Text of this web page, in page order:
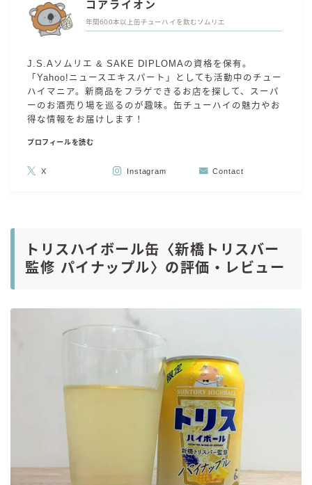
コアライオン
年間600本以上缶チューハイを飲むソムリエ
J.S.Aソムリエ & SAKE DIPLOMAの資格を保有。
「Yahoo!ニュースエキスパート」としても活動中のチュー
ハイマニア。新商品をフラゲできるお店を探して、スーパ
ーのお酒売り場を巡るのが趣味。缶チューハイの魅力やお
得な情報をお届けします！
プロフィールを読む
X Instagram Contact
トリスハイボール缶〈新橋トリスバー
監修 パイナップル〉の評価・レビュー